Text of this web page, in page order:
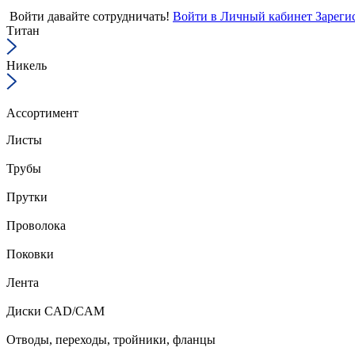
Войти давайте сотрудничать! Войти в Личный кабинет
Титан
Никель
Ассортимент
Листы
Трубы
Прутки
Проволока
Поковки
Лента
Диски CAD/CAM
Отводы, переходы, тройники, фланцы